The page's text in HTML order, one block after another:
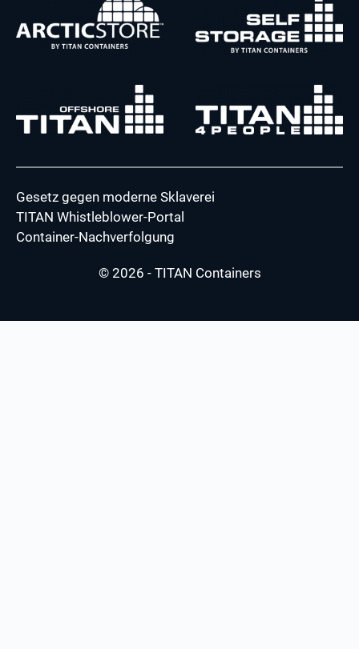
Gesetz gegen moderne Sklaverei
TITAN Whistleblower-Portal
Container-Nachverfolgung
© 2026 - TITAN Containers